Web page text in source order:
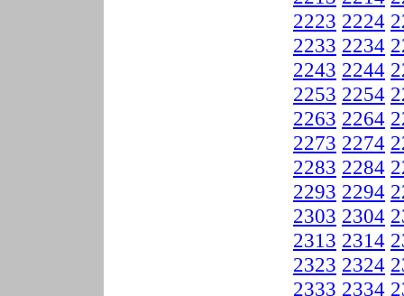
2223 2224
2233 2234
2243 2244
2253 2254
2263 2264
2273 2274
2283 2284
2293 2294
2303 2304
2313 2314
2323 2324
2333 2334